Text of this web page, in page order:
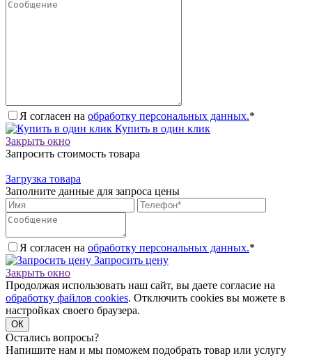
Я согласен на обработку персональных данных.*
Купить в один клик
Закрыть окно
Запросить стоимость товара
Загрузка товара
Заполните данные для запроса цены
Я согласен на обработку персональных данных.*
Запросить цену
Закрыть окно
Продолжая использовать наш сайт, вы даете согласие на
обработку файлов cookies. Отключить cookies вы можете в
настройках своего браузера.
ОК
Остались вопросы?
Напишите нам и мы поможем подобрать товар или услугу